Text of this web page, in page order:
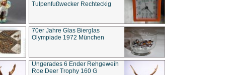
Tulpenfußwecker Rechteckig
70er Jahre Glas Bierglas
Olympiade 1972 München
Ungerades 6 Ender Rehgeweih
Roe Deer Trophy 160 G